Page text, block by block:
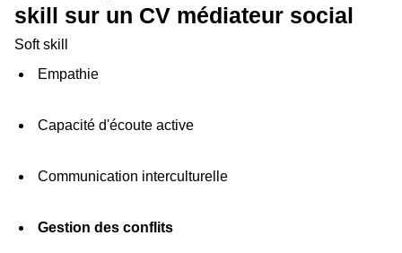
skill sur un CV médiateur social
Soft skill
Empathie
Capacité d'écoute active
Communication interculturelle
Gestion des conflits